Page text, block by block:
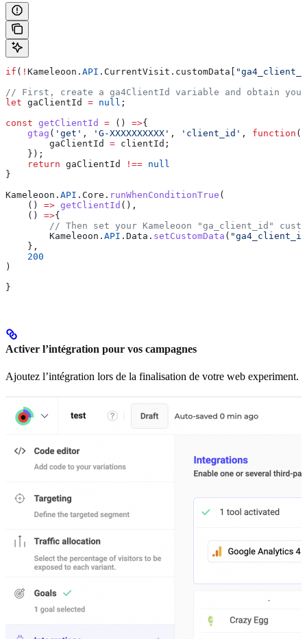
if ( ! Kameleoon . API . CurrentVisit . customData
// First, create a ga4ClientId variable and obtain
let gaClientId = null ;
const getClientId = () =>{
    gtag
( 'get' , 'G-XXXXXXXXXX' , 'client_id' , function (
        gaClientId
= clientId ;
    });
    return
gaClientId !== null
}
Kameleoon . API . Core . runWhenConditionTrue (
    ()
=> getClientId (),
    ()
=>{
// Then set your Kameleoon "ga_client_id"
        Kameleoon
. API . Data . setCustomData (
    },
    200
)
}
Activer l’intégration pour vos campagnes
Ajoutez l’intégration lors de la finalisation de votre web experiment.